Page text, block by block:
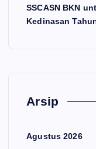
SSCASN BKN
Kedinasan
Arsip
Agustus 2026